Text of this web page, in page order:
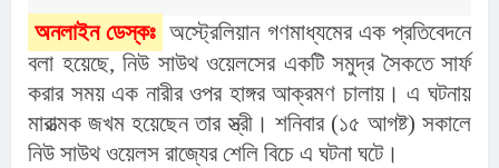
অনলাইন ডেস্কঃ অস্ট্রেলিয়ান গণমাধ্যমের এক প্রতিবেদনে
বলা হয়েছে, নিউ সাউথ ওয়েলসের একটি সমুদ্র সৈকতে সার্ফ
করার সময় এক নারীর ওপর হাঙ্গর আক্রমণ চালায়। এ ঘটনায়
মারাত্মক জখম হয়েছেন তার স্ত্রী। শনিবার (১৫ আগষ্ট) সকালে
নিউ সাউথ ওয়েলস রাজ্যের শেলি বিচে এ ঘটনা ঘটে।